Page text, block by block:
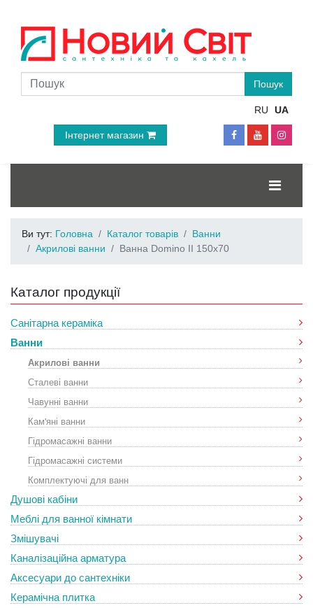
RU UA
Інтернет магазин
Ви тут: Головна Каталог товарів
Ванни
Акрилові ванни
Ванна Domino II 150x70
Каталог продукції
Санітарна кераміка
Ванни
Акрилові ванни
Сталеві ванни
Чавунні ванни
Кам'яні ванни
Гідромасажні ванни
Гідромасажні системи
Комплектуючі для ванн
Душові кабіни
Меблі для ванної кімнати
Змішувачі
Каналізаційна арматура
Аксесуари до сантехніки
Керамічна плитка